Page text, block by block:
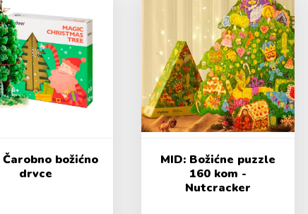
Čarobno božićno
drvce
MID: Božićne puzzle
160 kom -
Nutcracker